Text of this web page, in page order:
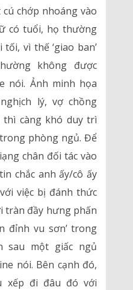
chớp nhoáng vào
có tuổi, họ thường
vì thế ‘giao ban’
không được
nói. Ảnh minh họa
lý, vợ chồng
thì càng khó duy trì
phòng ngủ. Để
chân đối tác vào
chắc anh ấy/cô ấy
việc bị đánh thức
tràn đầy hưng phấn
đỉnh vu sơn’ trong
sau một giấc ngủ
nói. Bên cạnh đó,
xếp đi đâu đó với